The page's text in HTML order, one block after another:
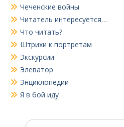
Чеченские войны
Читатель интересуется…
Что читать?
Штрихи к портретам
Экскурсии
Элеватор
Энциклопедии
Я в бой иду
Поиск